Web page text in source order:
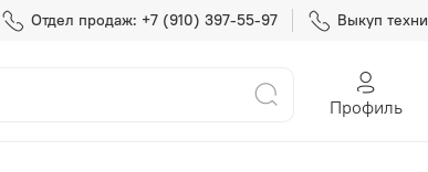
Отдел продаж: +7 (910) 397-55-97 Выкуп
Профиль